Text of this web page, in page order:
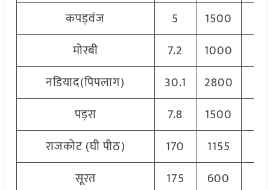
कपड़वंज
5 1500
मोरबी
7.2 1000
नडियाद(पिपलाग)
30.1 2800
पड़रा
7.8 1500
राजकोट (घी पीठ)
170 1155
सूरत
175 600